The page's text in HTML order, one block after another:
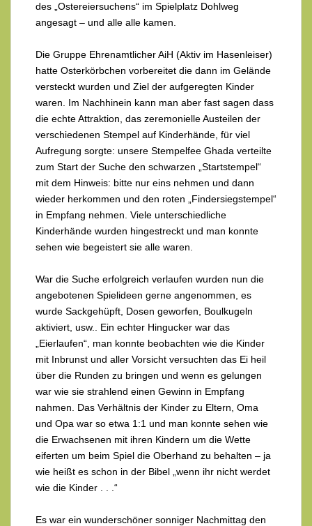
des „Ostereiersuchens“ im Spielplatz Dohlweg
angesagt – und alle alle kamen.
Die Gruppe Ehrenamtlicher AiH (Aktiv im Hasenleiser)
hatte Osterkörbchen vorbereitet die dann im Gelände
versteckt wurden und Ziel der aufgeregten Kinder
waren. Im Nachhinein kann man aber fast sagen dass
die echte Attraktion, das zeremonielle Austeilen der
verschiedenen Stempel auf Kinderhände, für viel
Aufregung sorgte: unsere Stempelfee Ghada verteilte
zum Start der Suche den schwarzen „Startstempel“
mit dem Hinweis: bitte nur eins nehmen und dann
wieder herkommen und den roten „Findersiegstempel“
in Empfang nehmen. Viele unterschiedliche
Kinderhände wurden hingestreckt und man konnte
sehen wie begeistert sie alle waren.
War die Suche erfolgreich verlaufen wurden nun die
angebotenen Spielideen gerne angenommen, es
wurde Sackgehüpft, Dosen geworfen, Boulkugeln
aktiviert, usw.. Ein echter Hingucker war das
„Eierlaufen“, man konnte beobachten wie die Kinder
mit Inbrunst und aller Vorsicht versuchten das Ei heil
über die Runden zu bringen und wenn es gelungen
war wie sie strahlend einen Gewinn in Empfang
nahmen. Das Verhältnis der Kinder zu Eltern, Oma
und Opa war so etwa 1:1 und man konnte sehen wie
die Erwachsenen mit ihren Kindern um die Wette
eiferten um beim Spiel die Oberhand zu behalten – ja
wie heißt es schon in der Bibel „wenn ihr nicht werdet
wie die Kinder . . .“
Es war ein wunderschöner sonniger Nachmittag den